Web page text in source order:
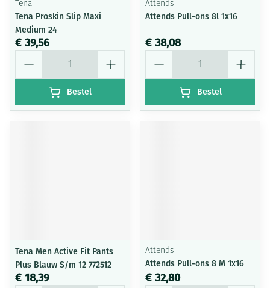
Tena
Tena Proskin Slip Maxi
Medium 24
€ 39,56
Bestel
Attends
Attends Pull-ons 8l 1x16
€ 38,08
Bestel
Tena Men Active Fit Pants
Plus Blauw S/m 12 772512
€ 18,39
Attends
Attends Pull-ons 8 M 1x16
€ 32,80